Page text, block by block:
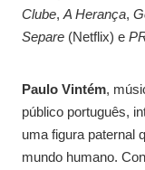
Clube, A Herança,
Separe (Netflix) e
Paulo Vintém,
público português,
uma figura paternal
mundo humano.